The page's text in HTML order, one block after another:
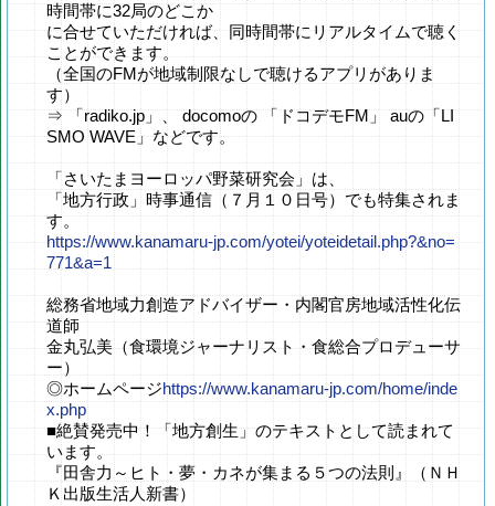
時間帯に32局のどこか
に合せていただければ、同時間帯にリアルタイムで聴く
ことができます。
（全国のFMが地域制限なしで聴けるアプリがありま
す）
⇒ 「radiko.jp」、 docomoの 「ドコデモFM」 auの「LI
SMO WAVE」などです。
「さいたまヨーロッパ野菜研究会」は、
「地方行政」時事通信（７月１０日号）でも特集されま
す。
https://www.kanamaru-jp.com/yotei/yoteidetail.php?&no=
771&a=1
総務省地域力創造アドバイザー・内閣官房地域活性化伝
道師
金丸弘美（食環境ジャーナリスト・食総合プロデューサ
ー）
◎ホームページhttps://www.kanamaru-jp.com/home/inde
x.php
■絶賛発売中！「地方創生」のテキストとして読まれて
います。
『田舎力～ヒト・夢・カネが集まる５つの法則』（ＮＨ
Ｋ出版生活人新書）